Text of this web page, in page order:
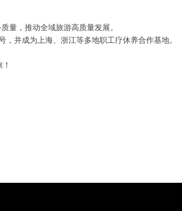
量，推动全域旅游高质量发展。
，并成为上海、浙江等多地职工疗休养合作基地。
！